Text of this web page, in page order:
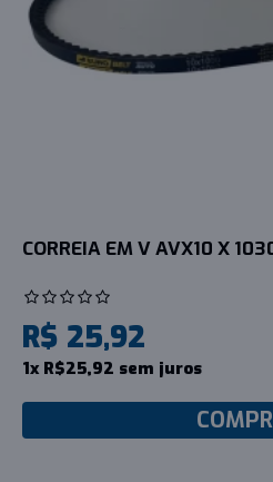
CORREIA EM V AVX10 X
R$ 25,92
1x R$25,92 sem juros